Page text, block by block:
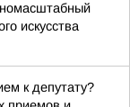
искусства
к депутату?